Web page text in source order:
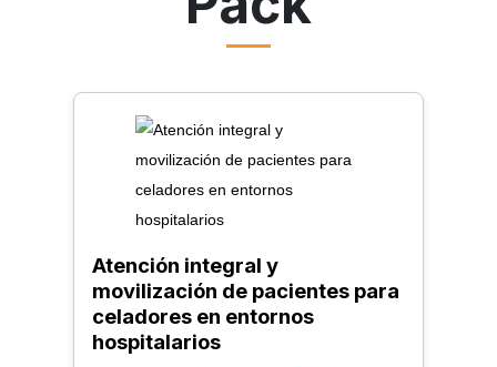
Atención integral y
movilización de pacientes para
celadores en entornos
hospitalarios